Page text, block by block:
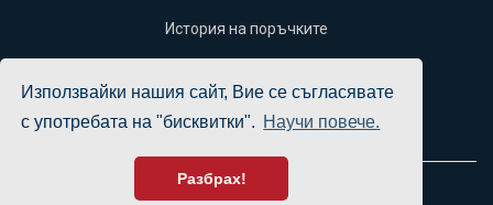
Използвайки нашия сайт, Вие се съгласявате
с употребата на "бисквитки". Научи повече.
Разбрах!
История на поръчките